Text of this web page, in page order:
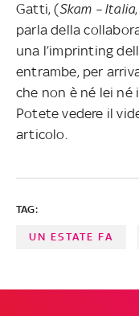
Gatti, (Skam – Italia,
parla della
una l’imprinting
entrambe, per
che non è né lei né
Potete vedere il
articolo.
TAG:
UN ESTATE FA